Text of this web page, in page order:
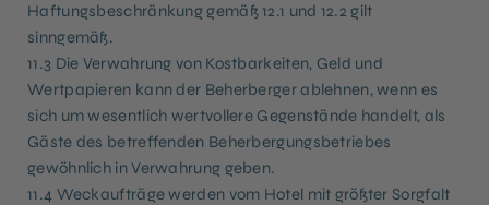
Haftungsbeschränkung gemäß 12.1 und 12.2 gilt
sinngemäß.
11.3 Die Verwahrung von Kostbarkeiten, Geld und
Wertpapieren kann der Beherberger ablehnen, wenn es
sich um wesentlich wertvollere Gegenstände handelt, als
Gäste des betreffenden Beherbergungsbetriebes
gewöhnlich in Verwahrung geben.
11.4 Weckaufträge werden vom Hotel mit größter Sorgfalt